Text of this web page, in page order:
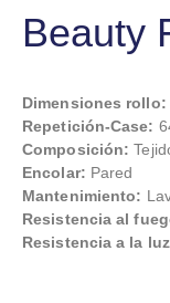
Beauty
Dimensiones rollo:
Repetición-Case:
Composición:
Encolar: Pared
Mantenimiento:
Resistencia al
Resistencia a la